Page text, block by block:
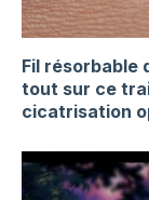
Fil résorbable
tout sur ce
cicatrisation